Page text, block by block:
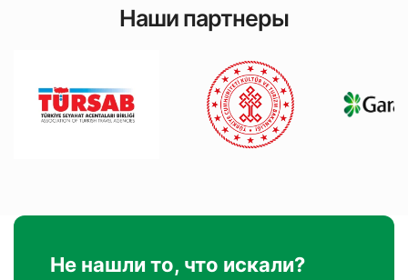
Наши партнеры
Не нашли то, что искали?